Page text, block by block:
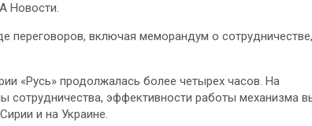
Новости.
переговоров, включая меморандум о сотрудничестве,
«Русь» продолжалась более четырех часов. На
сотрудничества, эффективности работы механизма
и на Украине.